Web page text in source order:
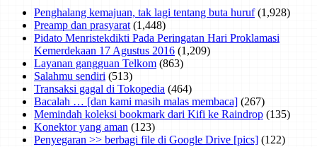
Penghalang kemajuan, tak lagi tentang buta huruf (1,928)
Preamp dan prasyarat (1,448)
Pidato Menristekdikti Pada Peringatan Hari Proklamasi
Kemerdekaan 17 Agustus 2016 (1,209)
Layanan gangguan Telkom (863)
Salahmu sendiri (513)
Transaksi gagal di Tokopedia (464)
Bacalah … [dan kami masih malas membaca] (267)
Memindah koleksi bookmark dari Kifi ke Raindrop (135)
Konektor yang aman (123)
Penyegaran >> berbagi file di Google Drive [pics] (122)